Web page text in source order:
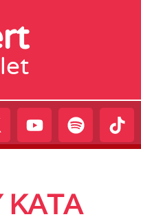
KATA